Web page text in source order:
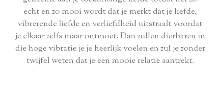
echt en zo mooi wordt dat je merkt dat je liefde,
vibrerende liefde en verliefdheid uitstraalt voordat
je elkaar zelfs maar ontmoet. Dan zullen dierbaren in
die hoge vibratie je je heerlijk voelen en zul je zonder
twijfel weten dat je een mooie relatie aantrekt.